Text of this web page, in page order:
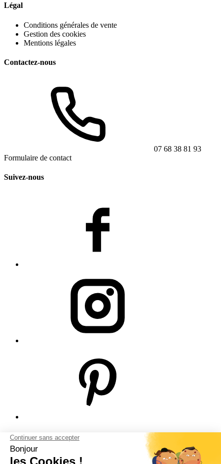
Légal
Conditions générales de vente
Gestion des cookies
Mentions légales
Contactez-nous
07 68 38 81 93
Formulaire de contact
Suivez-nous